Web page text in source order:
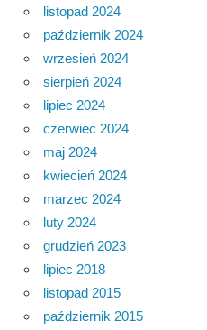
listopad 2024
październik 2024
wrzesień 2024
sierpień 2024
lipiec 2024
czerwiec 2024
maj 2024
kwiecień 2024
marzec 2024
luty 2024
grudzień 2023
lipiec 2018
listopad 2015
październik 2015